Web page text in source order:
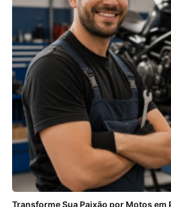
Transforme Sua Paixão por Motos em